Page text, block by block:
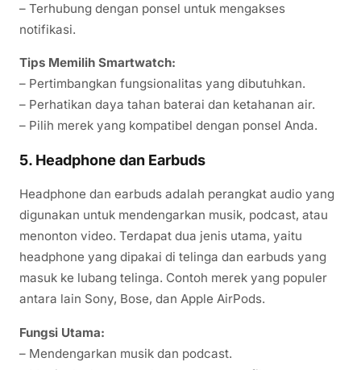
– Terhubung dengan ponsel untuk mengakses
notifikasi.
Tips Memilih Smartwatch:
– Pertimbangkan fungsionalitas yang dibutuhkan.
– Perhatikan daya tahan baterai dan ketahanan air.
– Pilih merek yang kompatibel dengan ponsel Anda.
5. Headphone dan Earbuds
Headphone dan earbuds adalah perangkat audio yang
digunakan untuk mendengarkan musik, podcast, atau
menonton video. Terdapat dua jenis utama, yaitu
headphone yang dipakai di telinga dan earbuds yang
masuk ke lubang telinga. Contoh merek yang populer
antara lain Sony, Bose, dan Apple AirPods.
Fungsi Utama:
– Mendengarkan musik dan podcast.